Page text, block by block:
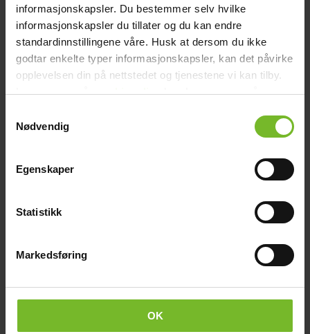
informasjonskapsler. Du bestemmer selv hvilke
informasjonskapsler du tillater og du kan endre
standardinnstillingene våre. Husk at dersom du ikke
godtar enkelte typer informasjonskapsler, kan det påvirke
opplevelsen din på nettstedet og tjenestene vi kan tilby.
Les mer om vårcookiepolicyher. Les mer om våre
Nødvendig
Egenskaper
Statistikk
Markedsføring
OK
Click & Collect
Fraktfritt till våra återförsäljare
Betala med Klarna
Recensioner
Frakt och villkor
Bredd (cm):5
Höjd (cm):
Vikt (kg):